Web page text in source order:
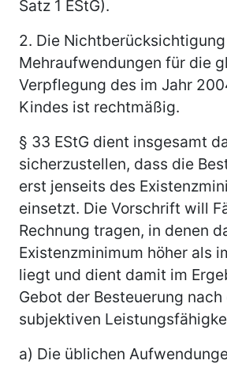
Satz 1 EStG).
2. Die
Mehraufwendungen für die
Verpflegung des im Jahr
Kindes ist rechtmäßig.
§ 33 EStG dient insgesamt
sicherzustellen, dass die
erst jenseits des
einsetzt. Die Vorschrift will
Rechnung tragen, in denen
Existenzminimum höher als
liegt und dient damit im
Gebot der Besteuerung nach
subjektiven
a) Die üblichen